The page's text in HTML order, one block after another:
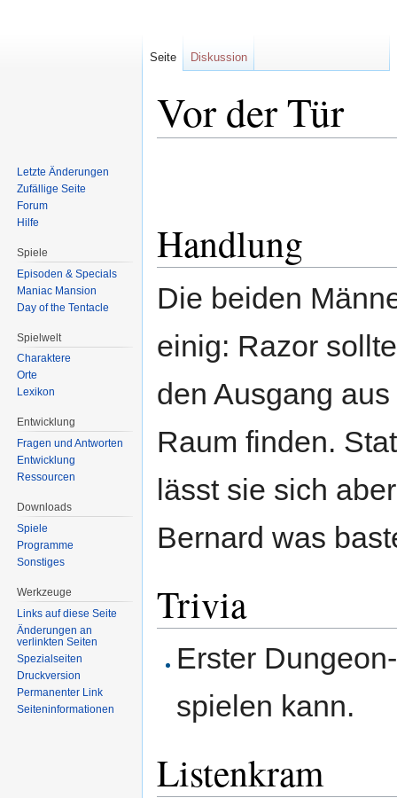
Vor der Tür
Handlung
Die beiden
einig: Razor
den Ausgang
Raum finden.
lässt sie sich
Bernard was
Trivia
Erster
spielen kann.
Listenkram
Seite Diskussion
Letzte Änderungen
Zufällige Seite
Forum
Hilfe
Spiele
Episoden & Specials
Maniac Mansion
Day of the Tentacle
Spielwelt
Charaktere
Orte
Lexikon
Entwicklung
Fragen und Antworten
Entwicklung
Ressourcen
Downloads
Spiele
Programme
Sonstiges
Werkzeuge
Links auf diese Seite
Änderungen an
verlinkten Seiten
Spezialseiten
Druckversion
Permanenter Link
Seiten­informationen